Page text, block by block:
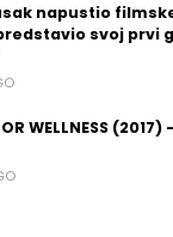
napustio
svoj prvi
WELLNESS